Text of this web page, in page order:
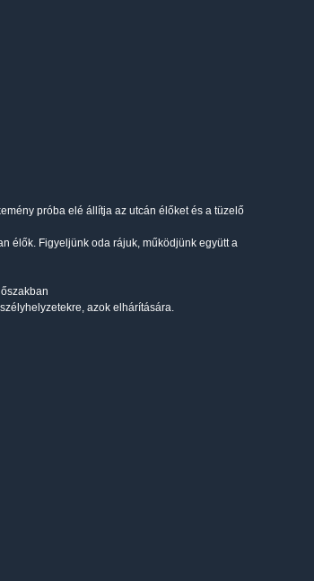
próba elé állítja az utcán élőket és a tüzelő
élők. Figyeljünk oda rájuk, működjünk együtt a
azok elhárítására.